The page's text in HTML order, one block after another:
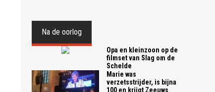
Na de oorlog
Opa en kleinzoon op de
filmset van Slag om de
Schelde
Marie was
verzetsstrijder, is bijna
100 en krijgt Zeeuws